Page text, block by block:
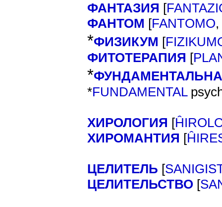
ФАНТАЗИЯ [
ФАНТОМ [FANTOMO,
*ФИЗИКУМ [
ФИТОТЕРАПИЯ [
*
*FUNDAMENTAL
ХИРОЛОГИЯ [
ХИРОМАНТИЯ [
ЦЕЛИТЕЛЬ [
ЦЕЛИТЕЛЬСТВО [